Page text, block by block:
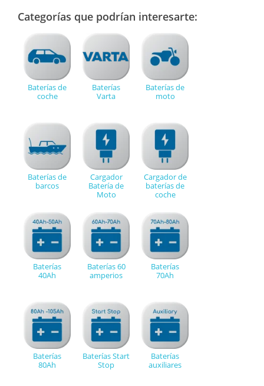
Categorías que podrían interesarte:
Baterías de
coche
Baterías
Varta
Baterías de
moto
Baterías de
barcos
Cargador
Batería de
Moto
Cargador de
baterías de
coche
Baterías
40Ah
Baterías 60
amperios
Baterías
70Ah
Baterías
80Ah
Baterías Start
Stop
Baterías
auxiliares